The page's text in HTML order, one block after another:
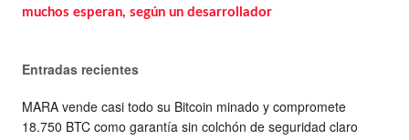
muchos esperan, según un desarrollador
Entradas recientes
MARA vende casi todo su Bitcoin minado y compromete
18.750 BTC como garantía sin colchón de seguridad claro